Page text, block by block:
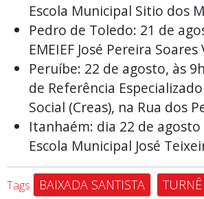
Escola Municipal Sitio dos
Pedro de Toledo: 21 de
EMEIEF José Pereira
Peruíbe: 22 de agosto, às
de Referência
Social (Creas), na Rua dos
Itanhaém: dia 22 de agosto
Escola Municipal José
Tags BAIXADA SANTISTA
TURNÊ